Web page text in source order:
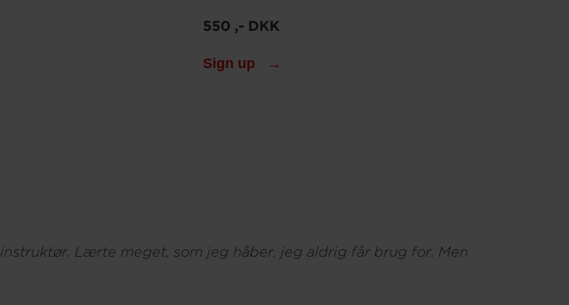
550 ,- DKK
Sign up
Lærte meget, som jeg håber, jeg aldrig får brug for. Men